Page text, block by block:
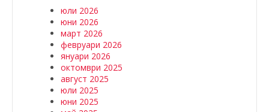
юли 2026
юни 2026
март 2026
февруари 2026
януари 2026
октомври 2025
август 2025
юли 2025
юни 2025